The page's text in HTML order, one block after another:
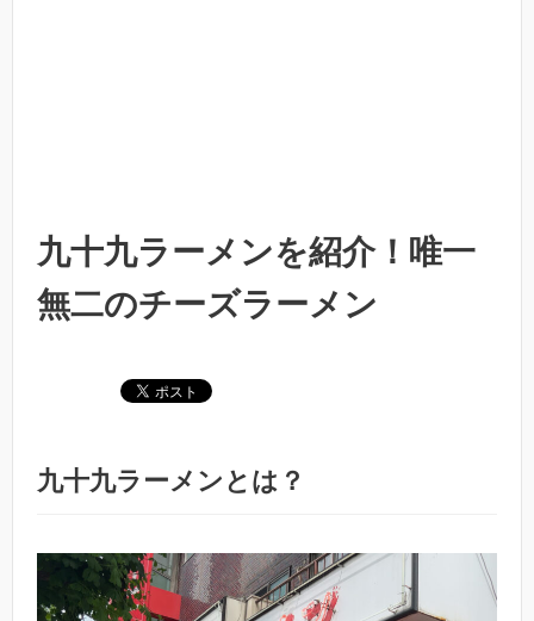
九十九ラーメンを紹介！唯一
無二のチーズラーメン
九十九ラーメンとは？